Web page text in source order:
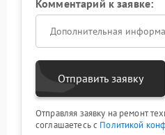
Комментарий к заявке:
Отправить заявку
Отправляя заявку на ремонт
соглашаетесь с Политикой